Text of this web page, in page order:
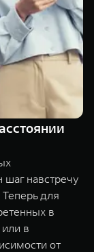
навстречу
для
в
в
от